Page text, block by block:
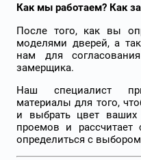
Как мы работаем? Как
После того, как вы
моделями дверей, а
нам для
замерщика.
Наш специалист
материалы для того,
и выбрать цвет ваших
проемов и
определиться с выбором